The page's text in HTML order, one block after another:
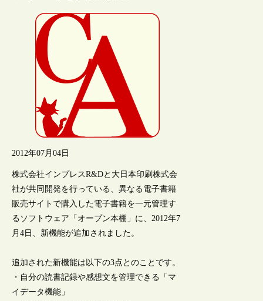
2012年07月04日
株式会社インプレスR&Dと大日本印刷株式会
社が共同開発を行っている、異なる電子書籍
販売サイトで購入した電子書籍を一元管理す
るソフトウェア「オープン本棚」に、2012年7
月4日、新機能が追加されました。
追加された新機能は以下の3点とのことです。
・自分の読書記録や感想文を管理できる「マ
イデータ機能」